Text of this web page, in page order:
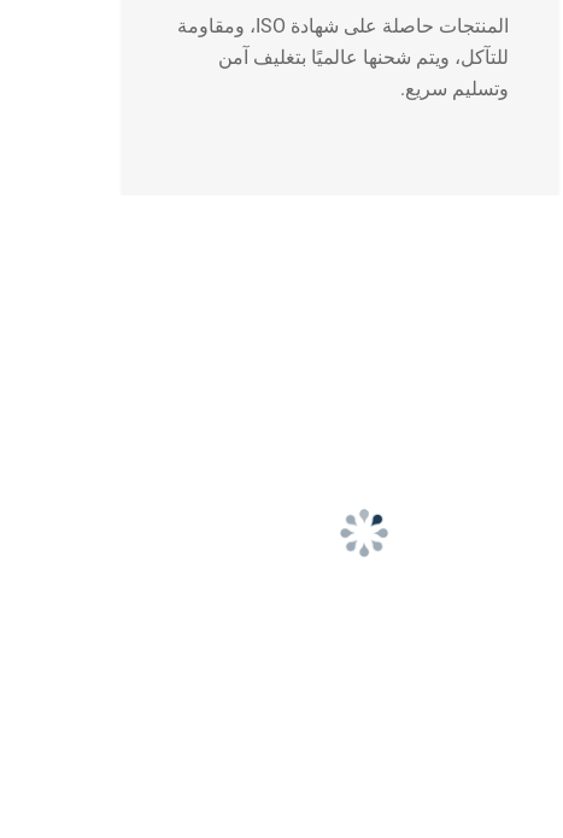
المنتجات حاصلة على شهادة ISO، ومقاومة
للتآكل، ويتم شحنها عالميًا بتغليف آمن
وتسليم سريع.